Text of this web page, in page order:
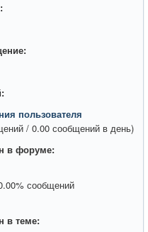
пользователя
/ 0.00 сообщений в день)
в форуме:
сообщений
в теме: